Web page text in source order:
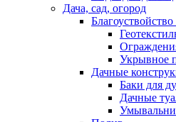
Дача, сад, огород
Благоуствойство
Укрывное
Дачные
Баки для
Дачные